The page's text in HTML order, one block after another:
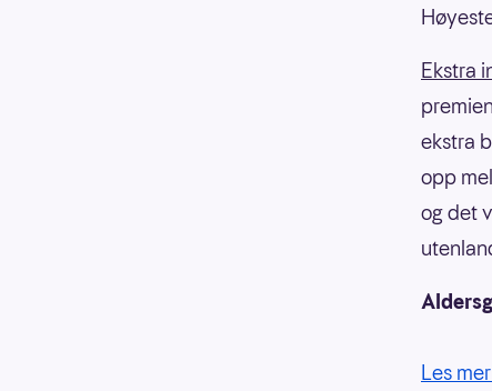
Ekstra
ekstra
opp
og det
Les